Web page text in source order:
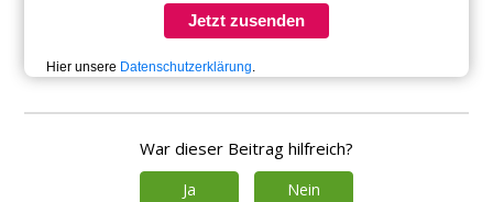
Jetzt zusenden
Hier unsere Datenschutzerklärung.
War dieser Beitrag hilfreich?
Ja Nein